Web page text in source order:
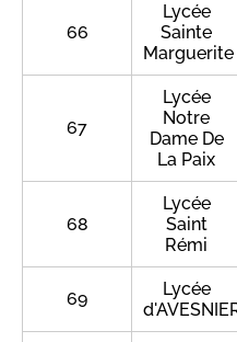
66
Lycée
Sainte
Marguerite
67
Lycée
Notre
Dame De
La Paix
68
Lycée
Saint
Rémi
69
Lycée